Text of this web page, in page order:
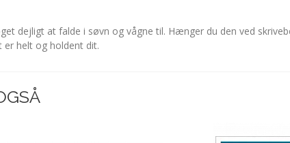
dejligt at falde i søvn og vågne til. Hænger du den ved
er helt og holdent dit.